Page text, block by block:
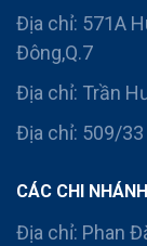
Địa chỉ: 571A
Đông,Q.7
Địa chỉ: Trần
Địa chỉ: 509/33
CÁC CHI
Địa chỉ: Phan